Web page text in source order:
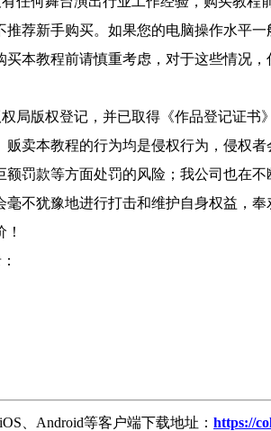
推荐新手购买。如果您的电脑操作水平
买本教程前请慎重考虑，对于这些情况
局版权登记，并已取得《作品登记证书
贩卖本教程的行为均是侵权行为，侵权
额罚款等方面处罚的风险；我公司也在
毫不犹豫地进行打击和维护自身权益，
、Android等客户端下载地址： https://